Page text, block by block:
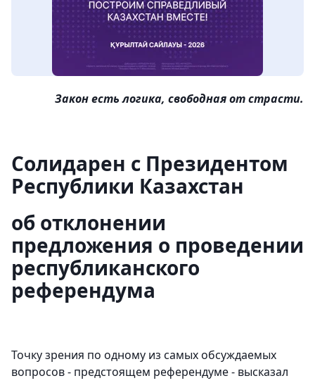
Закон есть логика, свободная от страсти.
Солидарен с Президентом
Республики Казахстан
об отклонении
предложения о проведении
республиканского
референдума
Точку зрения по одному из самых обсуждаемых
вопросов - предстоящем референдуме - высказал